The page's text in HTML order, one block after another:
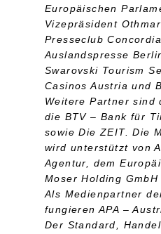
Europäischen
Vizepräsident
Presseclub
Auslandspresse
Swarovski Tourism
Casinos Austria und
Weitere Partner sind
die BTV – Bank für
sowie Die ZEIT. Die
wird unterstützt von
Agentur, dem
Moser Holding GmbH
Als Medienpartner
fungieren APA –
Der Standard,